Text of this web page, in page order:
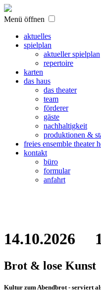
Menü öffnen
aktuelles
spielplan
aktueller spielplan
repertoire
karten
das haus
das theater
team
förderer
gäste
nachhaltigkeit
produktionen &
freies ensemble theater
kontakt
büro
formular
anfahrt
14.10.2026
Brot & lose Kunst
Kultur zum Abendbrot - serviert